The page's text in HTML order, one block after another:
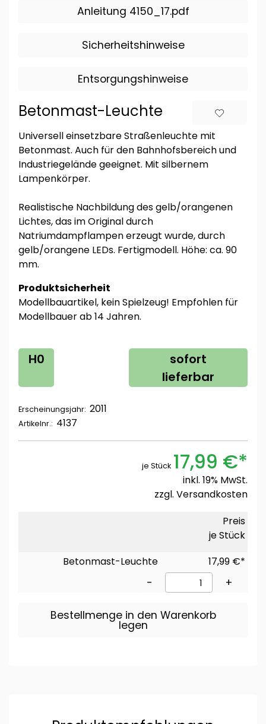
Anleitung 4150_17.pdf
Sicherheitshinweise
Entsorgungshinweise
Betonmast-Leuchte
Universell einsetzbare Straßenleuchte mit
Betonmast. Auch für den Bahnhofsbereich und
Industriegelände geeignet. Mit silbernem
Lampenkörper.
Realistische Nachbildung des gelb/orangenen
Lichtes, das im Original durch
Natriumdampflampen erzeugt wurde, durch
gelb/orangene LEDs. Fertigmodell. Höhe: ca. 90
mm.
Produktsicherheit
Modellbauartikel, kein Spielzeug! Empfohlen für
Modellbauer ab 14 Jahren.
H0
sofort
lieferbar
Erscheinungsjahr: 2011
Artikelnr.: 4137
je Stück 17,99 €*
inkl. 19% MwSt.
zzgl. Versandkosten
Preis
je Stück
Betonmast-Leuchte
17,99 €*
- +
Bestellmenge in den Warenkorb
legen